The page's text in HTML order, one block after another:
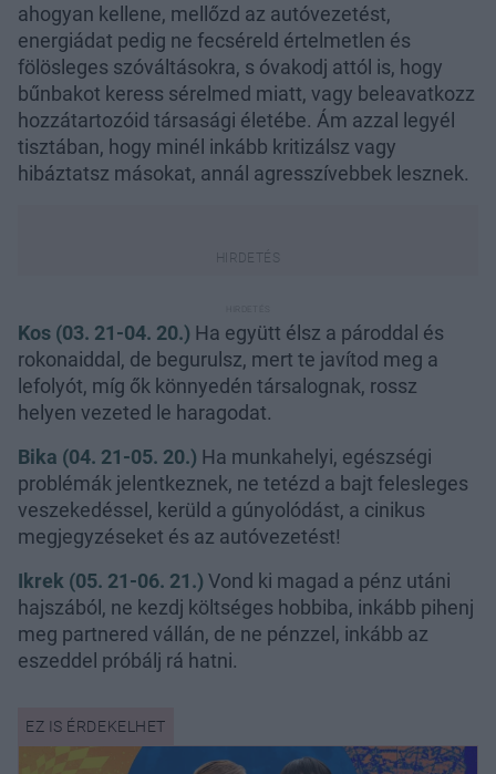
ahogyan kellene, mellőzd az autóvezetést,
energiádat pedig ne fecséreld értelmetlen és
fölösleges szóváltásokra, s óvakodj attól is, hogy
bűnbakot keress sérelmed miatt, vagy beleavatkozz
hozzátartozóid társasági életébe. Ám azzal legyél
tisztában, hogy minél inkább kritizálsz vagy
hibáztatsz másokat, annál agresszívebbek lesznek.
Kos (03. 21-04. 20.) Ha együtt élsz a pároddal és
rokonaiddal, de begurulsz, mert te javítod meg a
lefolyót, míg ők könnyedén társalognak, rossz
helyen vezeted le haragodat.
Bika (04. 21-05. 20.) Ha munkahelyi, egészségi
problémák jelentkeznek, ne tetézd a bajt felesleges
veszekedéssel, kerüld a gúnyolódást, a cinikus
megjegyzéseket és az autóvezetést!
Ikrek (05. 21-06. 21.) Vond ki magad a pénz utáni
hajszából, ne kezdj költséges hobbiba, inkább pihenj
meg partnered vállán, de ne pénzzel, inkább az
eszeddel próbálj rá hatni.